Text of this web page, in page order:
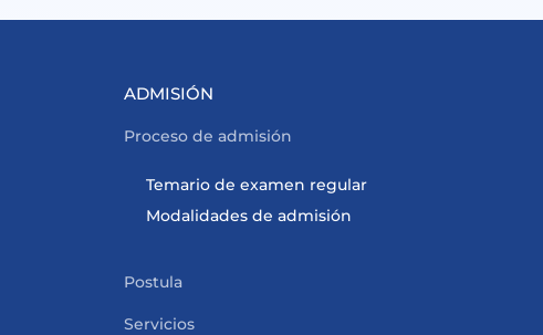
ADMISIÓN
Proceso de admisión
Temario de examen regular
Modalidades de admisión
Postula
Servicios